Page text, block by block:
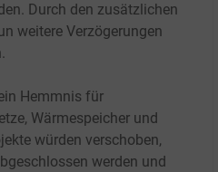
Durch den zusätzlichen
weitere Verzögerungen
Hemmnis für
Wärmespeicher und
würden verschoben,
werden und